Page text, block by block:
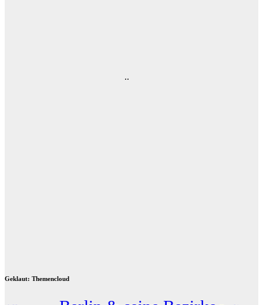
..
Geklaut: Themencloud